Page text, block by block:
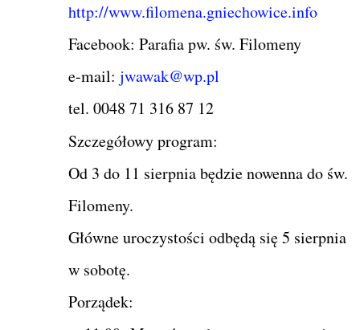
http://www.filomena.gniechowice.info
Facebook: Parafia pw. św. Filomeny
e-mail: jwawak@wp.pl
tel. 0048 71 316 87 12
Szczegółowy program:
Od 3 do 11 sierpnia będzie nowenna do św.
Filomeny.
Główne uroczystości odbędą się 5 sierpnia
w sobotę.
Porządek: